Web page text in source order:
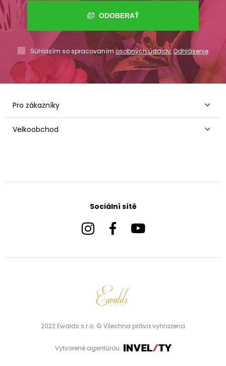
ODOBERAŤ
Súhlasím so spracovaním osobných údajov,Odhlásenie
Pro zákazníky
Velkoobchod
Sociální sítě
2022 Ewalds s.r.o. © Všechna práva vyhrazena
Vytvorené agentúrou